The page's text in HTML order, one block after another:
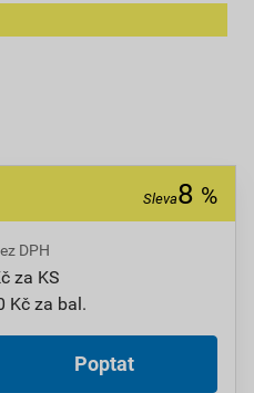
Sleva8 %
DPH
za KS
Kč za bal.
Poptat